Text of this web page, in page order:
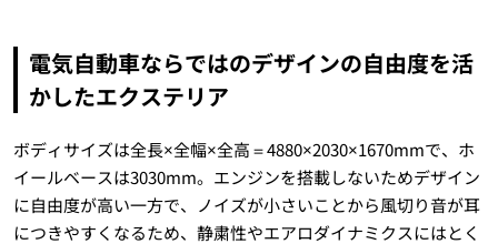
電気自動車ならではのデザインの自由度を活
かしたエクステリア
ボディサイズは全長×全幅×全高＝4880×2030×1670mmで、ホ
イールベースは3030mm。エンジンを搭載しないためデザイン
に自由度が高い一方で、ノイズが小さいことから風切り音が耳
につきやすくなるため、静粛性やエアロダイナミクスにはとく